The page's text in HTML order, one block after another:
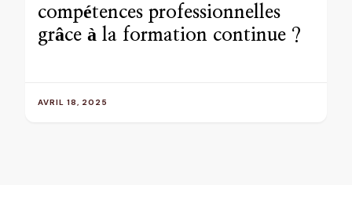
compétences professionnelles
grâce à la formation continue ?
AVRIL 18, 2025